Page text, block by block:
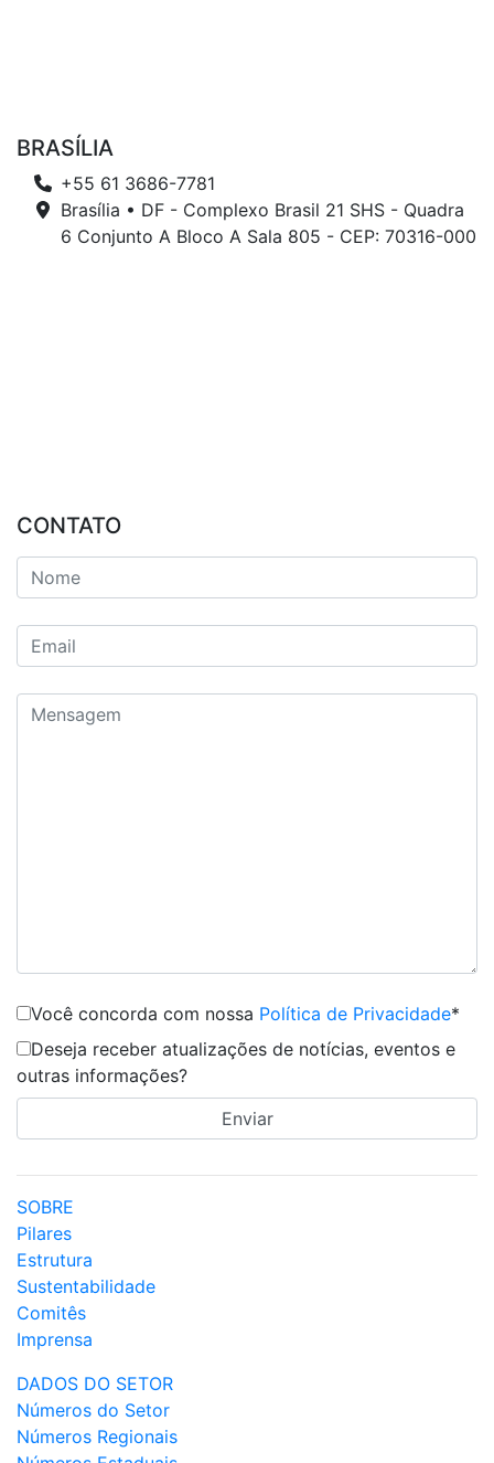
BRASÍLIA
+55 61 3686-7781
Brasília • DF - Complexo Brasil 21 SHS - Quadra
6 Conjunto A Bloco A Sala 805 - CEP: 70316-000
CONTATO
Você concorda com nossa Política de Privacidade*
Deseja receber atualizações de notícias, eventos e
outras informações?
SOBRE
Pilares
Estrutura
Sustentabilidade
Comitês
Imprensa
DADOS DO SETOR
Números do Setor
Números Regionais